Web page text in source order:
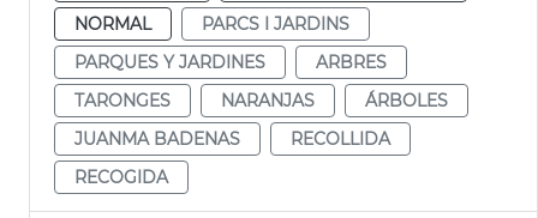
NORMAL
PARCS I JARDINS
PARQUES Y JARDINES
ARBRES
TARONGES
NARANJAS
ÁRBOLES
JUANMA BADENAS
RECOLLIDA
RECOGIDA